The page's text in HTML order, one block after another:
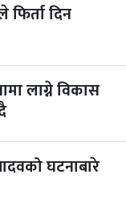
दिन
लाग्ने विकास
घटनाबारे